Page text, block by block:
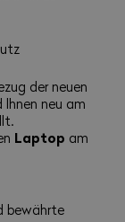
der neuen
neu am
Laptop am
bewährte